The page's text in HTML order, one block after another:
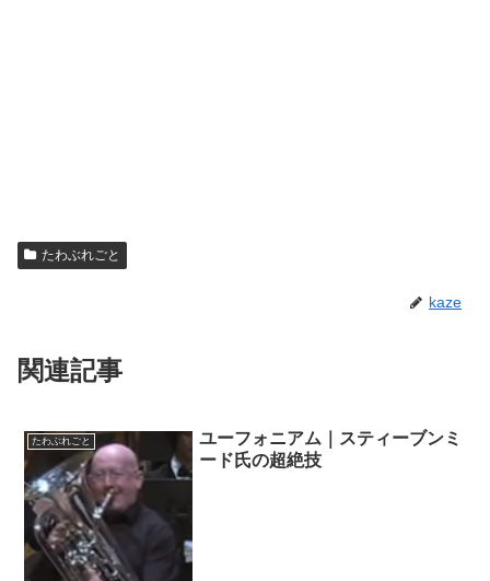
たわぶれごと
kaze
関連記事
たわぶれごと
ユーフォニアム｜スティーブンミ
ード氏の超絶技